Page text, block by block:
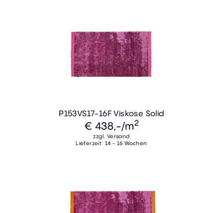
P153VS17-16F Viskose Solid
€ 438,-/m2
zzgl. Versand
Lieferzeit: 14 - 16 Wochen